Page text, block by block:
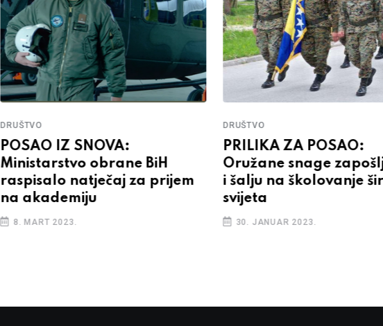
DRUŠTVO
POSAO IZ SNOVA:
Ministarstvo obrane BiH
raspisalo natječaj za prijem
na akademiju
8. MART 2023.
DRUŠTVO
PRILIKA ZA POSAO:
Oružane snage
i šalju na školovanje
svijeta
30. JANUAR 2023.